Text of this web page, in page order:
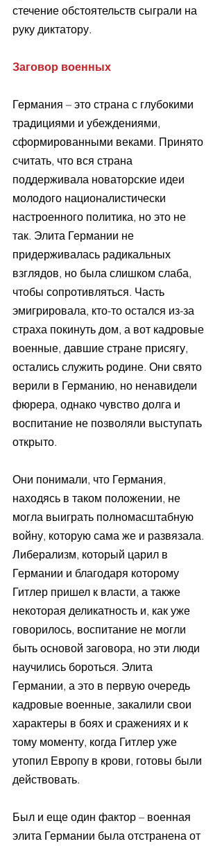
стечение обстоятельств сыграли на
руку диктатору.
Заговор военных
Германия – это страна с глубокими
традициями и убеждениями,
сформированными веками. Принято
считать, что вся страна
поддерживала новаторские идеи
молодого националистически
настроенного политика, но это не
так. Элита Германии не
придерживалась радикальных
взглядов, но была слишком слаба,
чтобы сопротивляться. Часть
эмигрировала, кто-то остался из-за
страха покинуть дом, а вот кадровые
военные, давшие стране присягу,
остались служить родине. Они свято
верили в Германию, но ненавидели
фюрера, однако чувство долга и
воспитание не позволяли выступать
открыто.
Они понимали, что Германия,
находясь в таком положении, не
могла выиграть полномасштабную
войну, которую сама же и развязала.
Либерализм, который царил в
Германии и благодаря которому
Гитлер пришел к власти, а также
некоторая деликатность и, как уже
говорилось, воспитание не могли
быть основой заговора, но эти люди
научились бороться. Элита
Германии, а это в первую очередь
кадровые военные, закалили свои
характеры в боях и сражениях и к
тому моменту, когда Гитлер уже
утопил Европу в крови, готовы были
действовать.
Был и еще один фактор – военная
элита Германии была отстранена от